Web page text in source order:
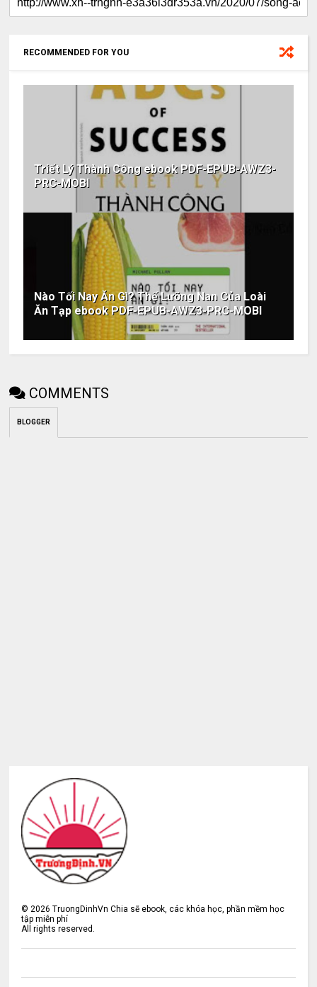
RECOMMENDED FOR YOU
Triết Lý Thành Công ebook PDF-EPUB-AWZ3-
PRC-MOBI
Nào Tối Nay Ăn Gì? Thế Lưỡng Nan Của Loài
Ăn Tạp ebook PDF-EPUB-AWZ3-PRC-MOBI
COMMENTS
BLOGGER
©2026 TruongDinhVn Chia sẽ ebook, các khóa học, phần mềm học
tập miễn phí
All rights reserved.